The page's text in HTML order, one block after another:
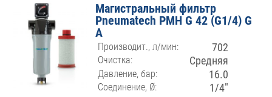
Магистральный фильтр
Pneumatech PMH G 42 (G1/4) G
A
Производит., л/мин: 702
Очистка: Средняя
Давление, бар: 16.0
Соединение, Ø: 1/4″